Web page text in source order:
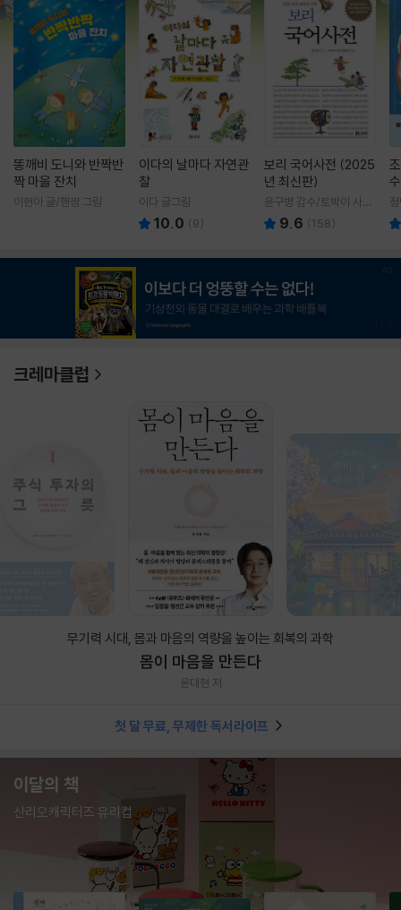
똥깨비 도니와 반짝반
짝 마을 잔치
이현아 글/핸짱 그림
이다의 날마다 자연관
찰
이다 글그림
10.0 (9)
보리 국어사전 (2025
년 최신판)
윤구병 감수/토박이 사전
편찬실 편
9.6 (158)
크레마클럽
무기력 시대, 몸과 마음의 역량을 높이는 회복의 과학
몸이 마음을 만든다
윤대현 저
첫 달 무료, 무제한 독서라이프
이달의 책
산리오캐릭터즈 유리컵